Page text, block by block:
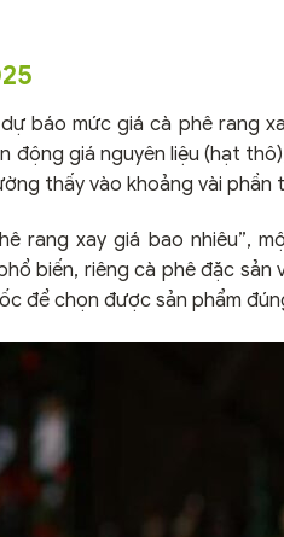
báo mức giá cà phê rang
động giá nguyên liệu (hạt
thấy vào khoảng vài phần
rang xay giá bao nhiêu”,
biến, riêng cà phê đặc sản
để chọn được sản phẩm